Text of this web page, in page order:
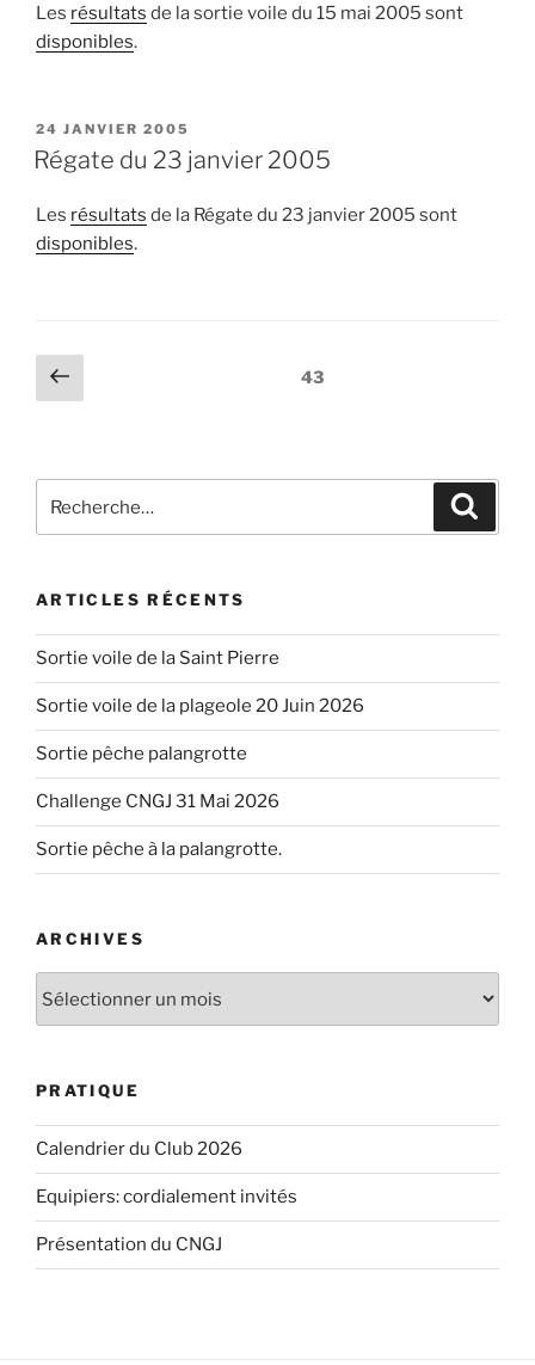
Les résultats de la sortie voile du 15 mai 2005 sont
disponibles.
PUBLIÉ
LE
24 JANVIER 2005
Régate du 23 janvier 2005
Les résultats de la Régate du 23 janvier 2005 sont
disponibles.
Pagination
des
Page
précédente
Page43
pour
ARTICLES RÉCENTS
Sortie voile de la Saint Pierre
Sortie voile de la plageole 20 Juin 2026
Sortie pêche palangrotte
Challenge CNGJ 31 Mai 2026
Sortie pêche à la palangrotte.
ARCHIVES
PRATIQUE
Calendrier du Club 2026
Equipiers: cordialement invités
Présentation du CNGJ